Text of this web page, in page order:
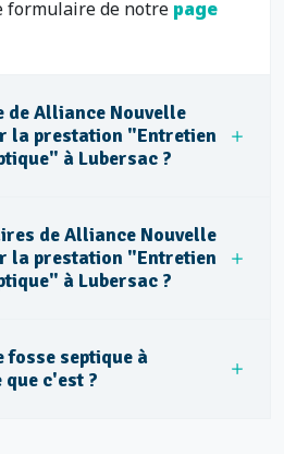
formulaire de notre page
de Alliance Nouvelle
la prestation "Entretien
à Lubersac ?
de Alliance Nouvelle
la prestation "Entretien
à Lubersac ?
fosse septique à
c'est ?